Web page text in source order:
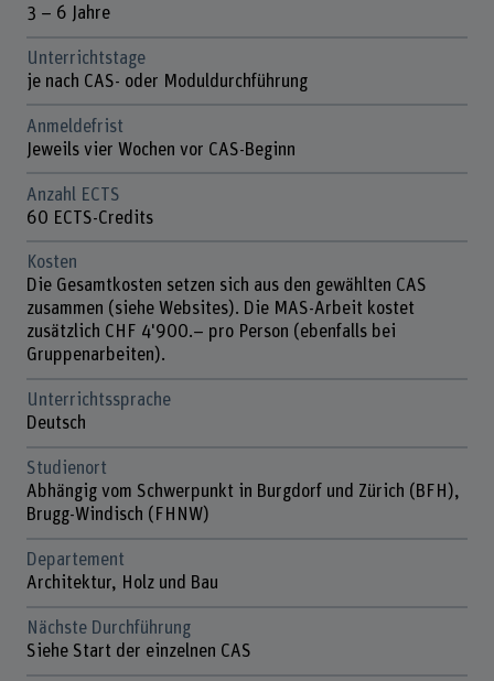
3 – 6 Jahre
Unterrichtstage
je nach CAS- oder Moduldurchführung
Anmeldefrist
Jeweils vier Wochen vor CAS-Beginn
Anzahl ECTS
60 ECTS-Credits
Kosten
Die Gesamtkosten setzen sich aus den gewählten CAS
zusammen (siehe Websites). Die MAS-Arbeit kostet
zusätzlich CHF 4'900.– pro Person (ebenfalls bei
Gruppenarbeiten).
Unterrichtssprache
Deutsch
Studienort
Abhängig vom Schwerpunkt in Burgdorf und Zürich (BFH),
Brugg-Windisch (FHNW)
Departement
Architektur, Holz und Bau
Nächste Durchführung
Siehe Start der einzelnen CAS